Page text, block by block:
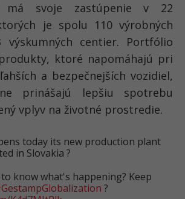
má svoje zastúpenie v 22
je spolu 110 výrobných
výskumných centier. Portfólio
ktoré napomáhajú pri
a bezpečnejších vozidiel,
prinášajú lepšiu spotrebu
vplyv na životné prostredie.
today its new production plant
in Slovakia ?
know what's happening? Keep
?